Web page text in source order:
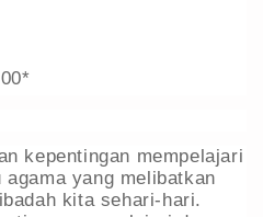
kepentingan mempelajari
yang melibatkan
kita sehari-hari.